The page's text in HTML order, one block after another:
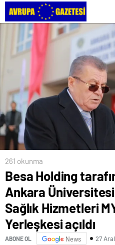
MYO Ayşe Bezci Yerleşkesi
261 okunma
Besa Holding
Ankara Üniversitesi
Sağlık Hizmetleri
Yerleşkesi açıldı
ABONE OL News 27